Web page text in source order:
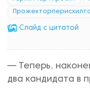
Cлайд с цитатой
— Теперь,
два кандидата в